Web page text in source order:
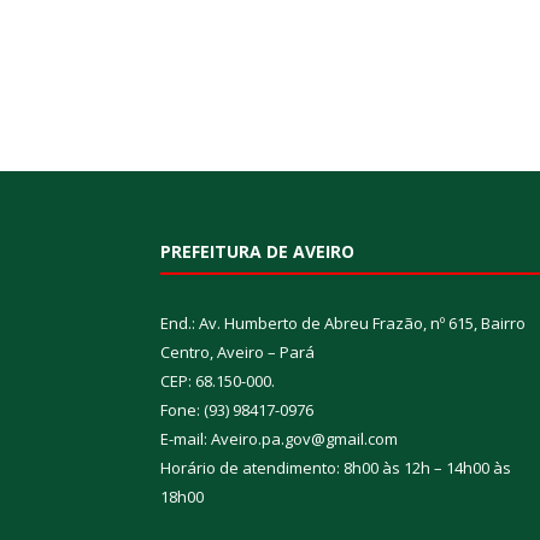
PREFEITURA DE AVEIRO
End.: Av. Humberto de Abreu Frazão, nº 615, Bairro
Centro, Aveiro – Pará
CEP: 68.150-000.
Fone: (93) 98417-0976
E-mail: Aveiro.pa.gov@gmail.com
Horário de atendimento: 8h00 às 12h – 14h00 às
18h00